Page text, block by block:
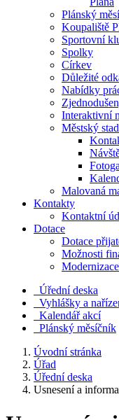
Plánský
Koupaliště
Sportovní
Spolky
Církev
Důležité
Nabídky
Interaktivní
Městský
Malovaná
Kontakty
Kontaktní
Dotace
Dotace
Možnosti
Úřední deska
Vyhlášky a
Kalendář akcí
Plánský měsíčník
Úvodní stránka
Úřad
Úřední deska
Usnesení a